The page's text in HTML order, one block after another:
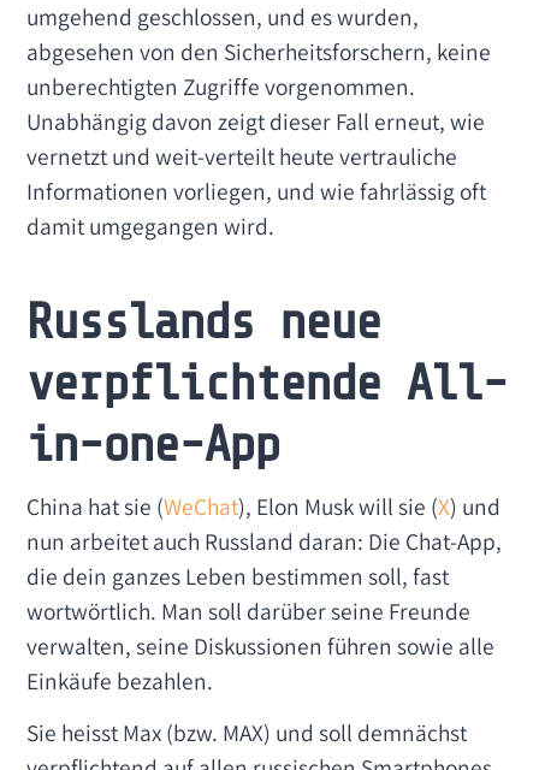
umgehend geschlossen, und es wurden,
abgesehen von den Sicherheitsforschern, keine
unberechtigten Zugriffe vorgenommen.
Unabhängig davon zeigt dieser Fall erneut, wie
vernetzt und weit-verteilt heute vertrauliche
Informationen vorliegen, und wie fahrlässig oft
damit umgegangen wird.
Russlands neue
verpflichtende All-
in-one-App
China hat sie (WeChat), Elon Musk will sie (X) und
nun arbeitet auch Russland daran: Die Chat-App,
die dein ganzes Leben bestimmen soll, fast
wortwörtlich. Man soll darüber seine Freunde
verwalten, seine Diskussionen führen sowie alle
Einkäufe bezahlen.
Sie heisst Max (bzw. MAX) und soll demnächst